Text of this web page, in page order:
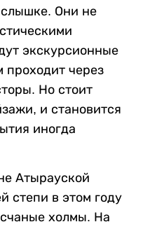
Они не
экскурсионные
проходит через
Но стоит
и становится
иногда
Атырауской
степи в этом году
холмы. На